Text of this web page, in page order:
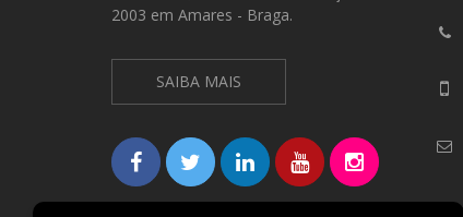
2003 em Amares - Braga.
SAIBA MAIS